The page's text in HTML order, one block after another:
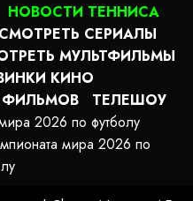
НОВОСТИ ТЕННИСА
СМОТРЕТЬ СЕРИАЛЫ
МУЛЬТФИЛЬМЫ
КИНО
ФИЛЬМОВ
ТЕЛЕШОУ
2026 по футболу
мира 2026 по